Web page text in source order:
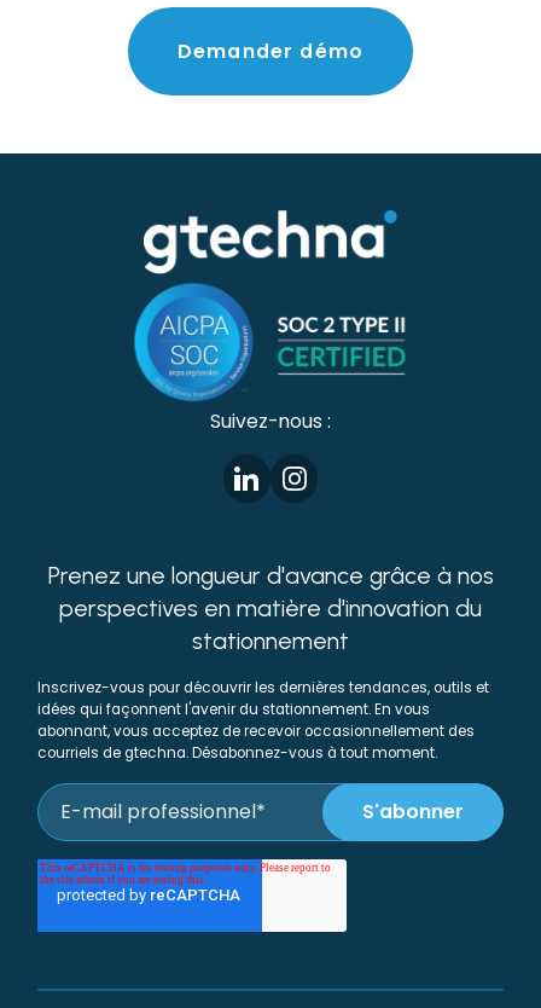
Demander démo
Suivez-nous :
Prenez une longueur d'avance grâce à nos
perspectives en matière d'innovation du
stationnement
Inscrivez-vous pour découvrir les dernières tendances, outils et
idées qui façonnent l'avenir du stationnement. En vous
abonnant, vous acceptez de recevoir occasionnellement des
courriels de gtechna. Désabonnez-vous à tout moment.